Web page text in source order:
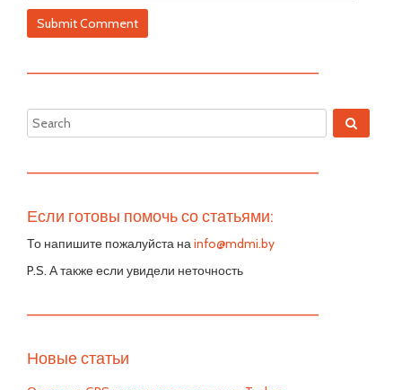
—————————————————————————
—————————————————————————
Если готовы помочь со статьями:
То напишите пожалуйста наinfo@mdmi.by
P.S. А также если увидели неточность
—————————————————————————
Новые статьи